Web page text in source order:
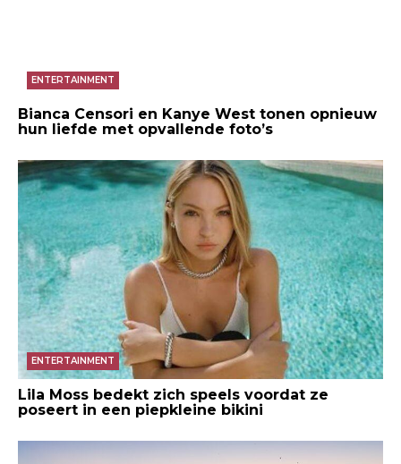
ENTERTAINMENT
Bianca Censori en Kanye West tonen opnieuw
hun liefde met opvallende foto’s
ENTERTAINMENT
Lila Moss bedekt zich speels voordat ze
poseert in een piepkleine bikini